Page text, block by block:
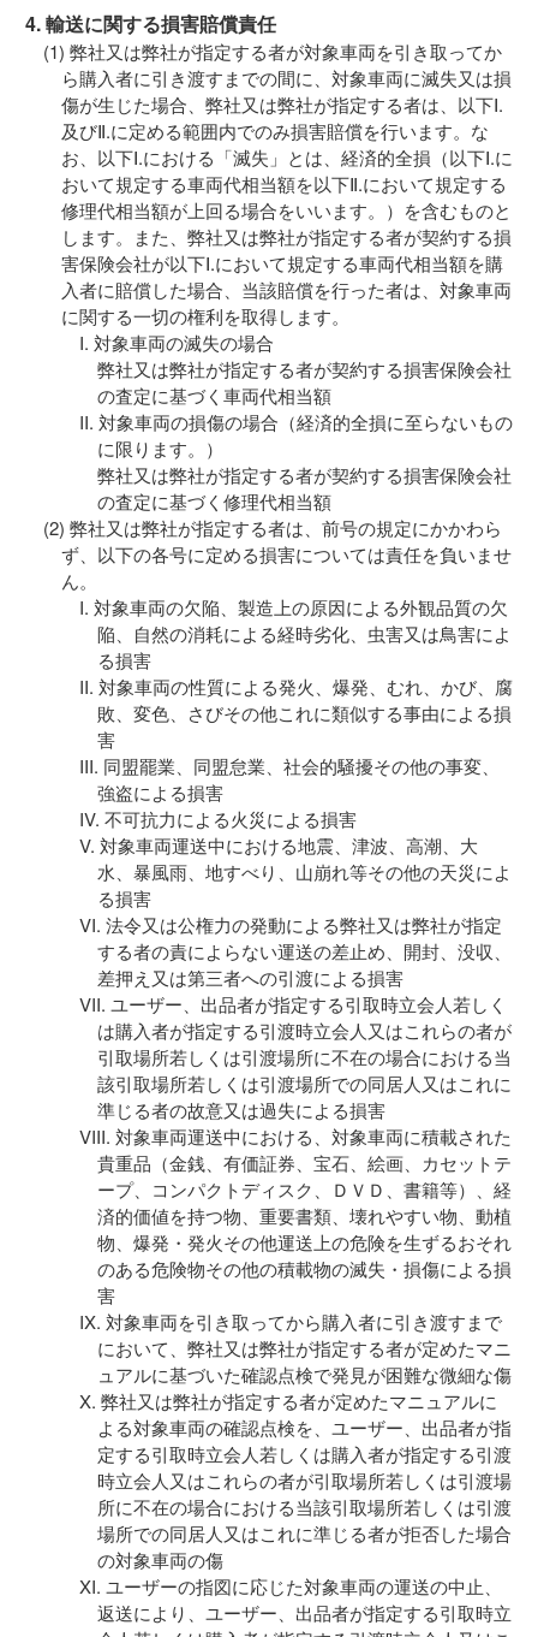
4. 輸送に関する損害賠償責任
弊社又は弊社が指定する者が対象車両を引き取ってか
ら購入者に引き渡すまでの間に、対象車両に滅失又は損
傷が生じた場合、弊社又は弊社が指定する者は、以下Ⅰ.
及びⅡ.に定める範囲内でのみ損害賠償を行います。な
お、以下Ⅰ.における「滅失」とは、経済的全損（以下Ⅰ.に
おいて規定する車両代相当額を以下Ⅱ.において規定する
修理代相当額が上回る場合をいいます。）を含むものと
します。また、弊社又は弊社が指定する者が契約する損
害保険会社が以下Ⅰ.において規定する車両代相当額を購
入者に賠償した場合、当該賠償を行った者は、対象車両
に関する一切の権利を取得します。
対象車両の滅失の場合
弊社又は弊社が指定する者が契約する損害保険会社
の査定に基づく車両代相当額
対象車両の損傷の場合（経済的全損に至らないもの
に限ります。）
弊社又は弊社が指定する者が契約する損害保険会社
の査定に基づく修理代相当額
弊社又は弊社が指定する者は、前号の規定にかかわら
ず、以下の各号に定める損害については責任を負いませ
ん。
対象車両の欠陥、製造上の原因による外観品質の欠
陥、自然の消耗による経時劣化、虫害又は鳥害によ
る損害
対象車両の性質による発火、爆発、むれ、かび、腐
敗、変色、さびその他これに類似する事由による損
害
同盟罷業、同盟怠業、社会的騒擾その他の事変、
強盗による損害
不可抗力による火災による損害
対象車両運送中における地震、津波、高潮、大
水、暴風雨、地すべり、山崩れ等その他の天災によ
る損害
法令又は公権力の発動による弊社又は弊社が指定
する者の責によらない運送の差止め、開封、没収、
差押え又は第三者への引渡による損害
ユーザー、出品者が指定する引取時立会人若しく
は購入者が指定する引渡時立会人又はこれらの者が
引取場所若しくは引渡場所に不在の場合における当
該引取場所若しくは引渡場所での同居人又はこれに
準じる者の故意又は過失による損害
対象車両運送中における、対象車両に積載された
貴重品（金銭、有価証券、宝石、絵画、カセットテ
ープ、コンパクトディスク、ＤＶＤ、書籍等）、経
済的価値を持つ物、重要書類、壊れやすい物、動植
物、爆発・発火その他運送上の危険を生ずるおそれ
のある危険物その他の積載物の滅失・損傷による損
害
対象車両を引き取ってから購入者に引き渡すまで
において、弊社又は弊社が指定する者が定めたマニ
ュアルに基づいた確認点検で発見が困難な微細な傷
弊社又は弊社が指定する者が定めたマニュアルに
よる対象車両の確認点検を、ユーザー、出品者が指
定する引取時立会人若しくは購入者が指定する引渡
時立会人又はこれらの者が引取場所若しくは引渡場
所に不在の場合における当該引取場所若しくは引渡
場所での同居人又はこれに準じる者が拒否した場合
の対象車両の傷
ユーザーの指図に応じた対象車両の運送の中止、
返送により、ユーザー、出品者が指定する引取時立